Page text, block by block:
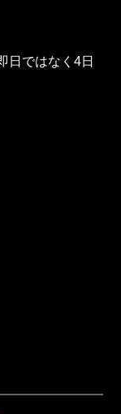
日ではなく4日